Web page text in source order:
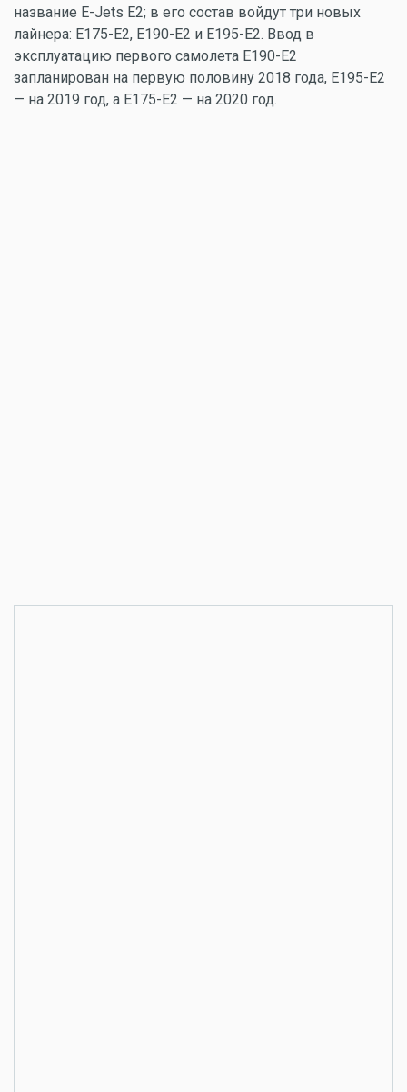
название E-Jets E2; в его состав войдут три новых
лайнера: E175-E2, E190-E2 и E195-E2. Ввод в
эксплуатацию первого самолета E190-E2
запланирован на первую половину 2018 года, E195-E2
— на 2019 год, а E175-E2 — на 2020 год.